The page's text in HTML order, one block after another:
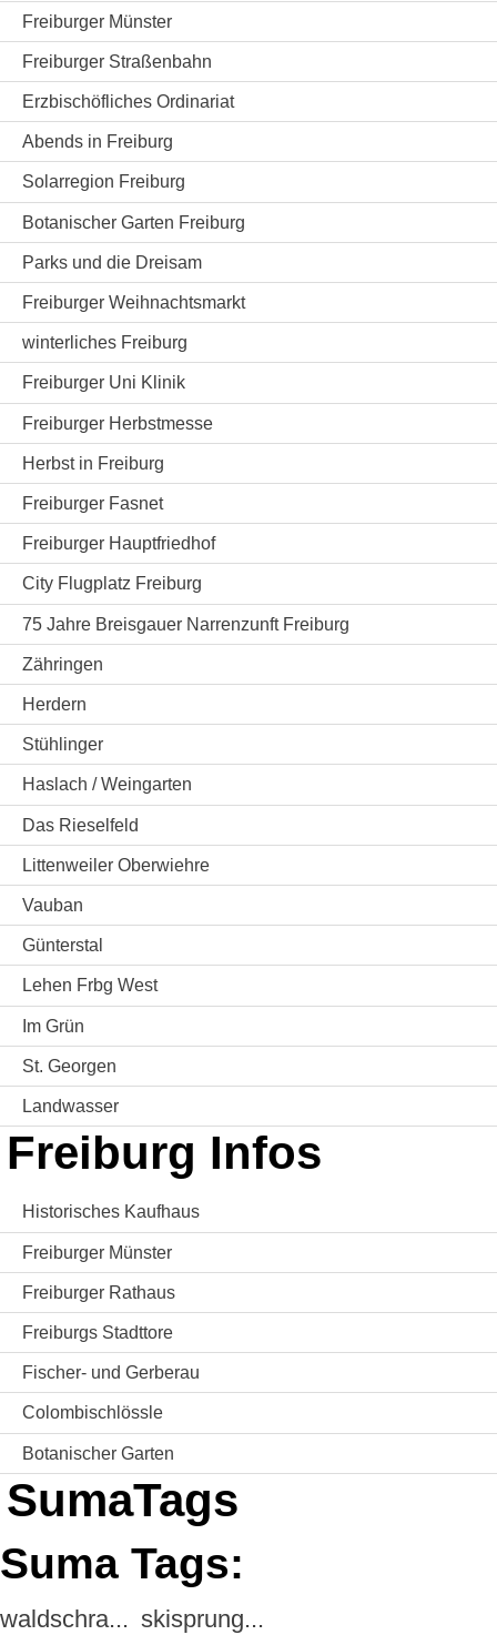
Freiburger Münster
Freiburger Straßenbahn
Erzbischöfliches Ordinariat
Abends in Freiburg
Solarregion Freiburg
Botanischer Garten Freiburg
Parks und die Dreisam
Freiburger Weihnachtsmarkt
winterliches Freiburg
Freiburger Uni Klinik
Freiburger Herbstmesse
Herbst in Freiburg
Freiburger Fasnet
Freiburger Hauptfriedhof
City Flugplatz Freiburg
75 Jahre Breisgauer Narrenzunft Freiburg
Zähringen
Herdern
Stühlinger
Haslach / Weingarten
Das Rieselfeld
Littenweiler Oberwiehre
Vauban
Günterstal
Lehen Frbg West
Im Grün
St. Georgen
Landwasser
Freiburg Infos
Historisches Kaufhaus
Freiburger Münster
Freiburger Rathaus
Freiburgs Stadttore
Fischer- und Gerberau
Colombischlössle
Botanischer Garten
SumaTags
Suma Tags:
waldschra... skisprung...